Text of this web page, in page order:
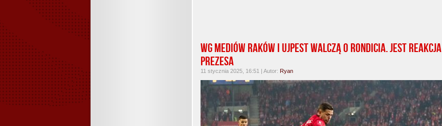
Wg mediów Raków i Ujpest walczą o Rondicia. Jest reakcja
prezesa
11 stycznia 2025, 16:51 | Autor: Ryan